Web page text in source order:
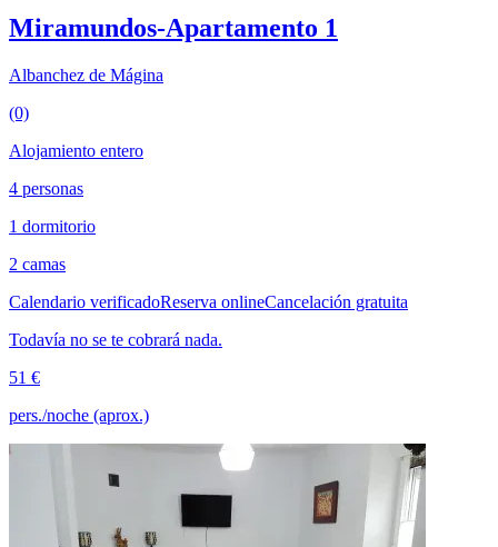
Miramundos-Apartamento 1
Albanchez de Mágina
(0)
Alojamiento entero
4 personas
1 dormitorio
2 camas
Calendario verificadoReserva onlineCancelación gratuita
Todavía no se te cobrará nada.
51 €
pers./noche (aprox.)